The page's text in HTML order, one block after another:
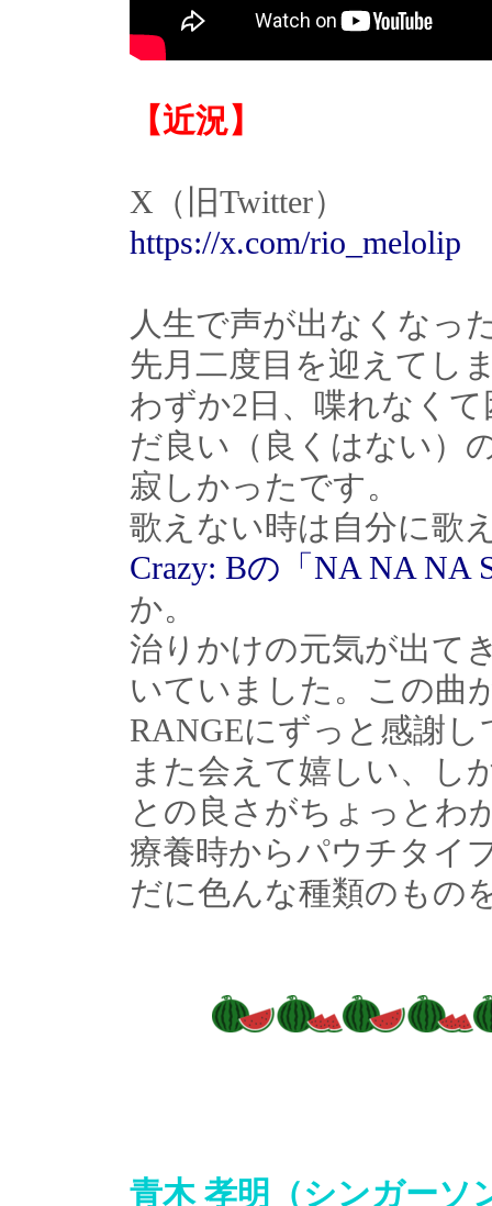
【近況】
X（旧Twitter）
https://x.com/rio_melolip
人生で声が出なくなっ
先月二度目を迎えてし
わずか2日、喋れなく
だ良い（良くはない）
寂しかったです。
歌えない時は自分に歌
Crazy: Bの「NA NA NA
か。
治りかけの元気が出て
いていました。この曲
RANGEにずっと感謝
また会えて嬉しい、し
との良さがちょっとわ
療養時からパウチタイ
だに色んな種類のもの
青木 孝明（シンガーソ